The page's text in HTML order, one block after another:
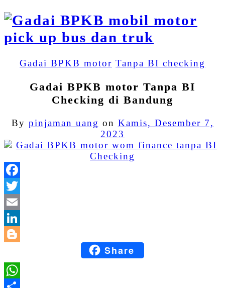
Gadai BPKB motor Tanpa BI checking
Gadai BPKB motor Tanpa BI
Checking di Bandung
By pinjaman uang on Kamis, Desember 7,
2023
BloggerShare